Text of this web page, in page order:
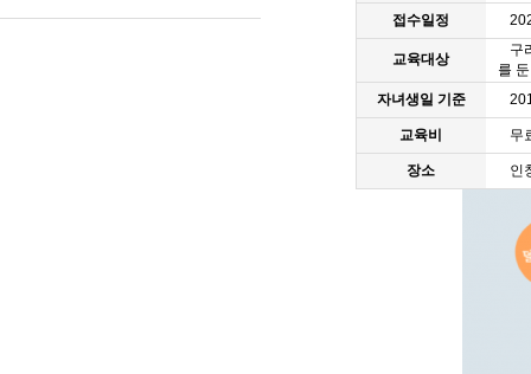
접수일정
교육대상
구
를
자녀생일 기준
교육비 무
장소 인